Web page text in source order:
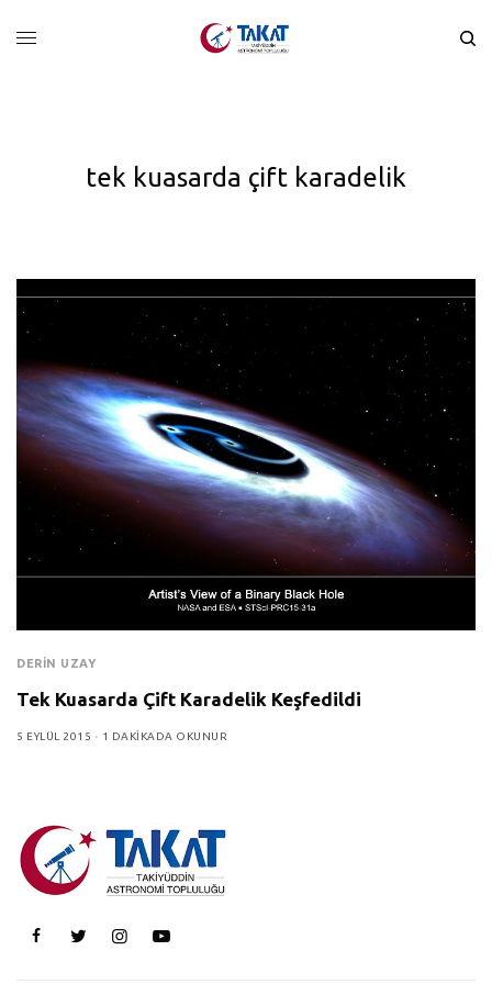
tek kuasarda çift karadelik
DERIN UZAY
Tek Kuasarda Çift Karadelik Keşfedildi
5 EYLÜL 2015 1 DAKIKADA OKUNUR